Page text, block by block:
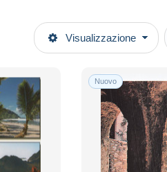
Visualizzazione
Nuovo